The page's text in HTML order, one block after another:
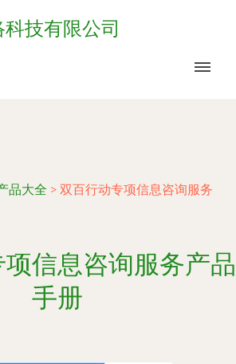
科技有限公司
品大全 > 双百行动专项信息咨询服务
信息咨询服务产品
手册